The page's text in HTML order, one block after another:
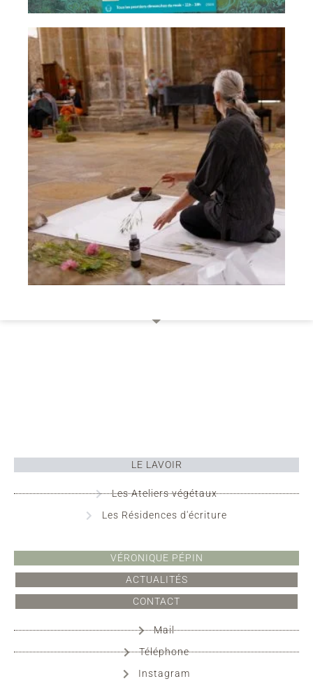
Mail
Téléphone
Instagram
VÉRONIQUE PÉPIN
ACTUALITÉS
CONTACT
LE LAVOIR
Les Ateliers végétaux
Les Résidences d'écriture